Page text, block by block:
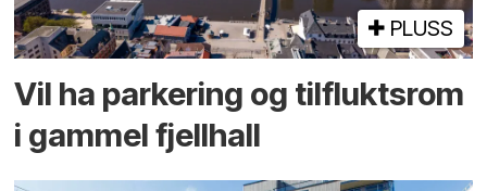
PLUSS
Vil ha parkering og tilflukts­rom
i gammel fjellhall